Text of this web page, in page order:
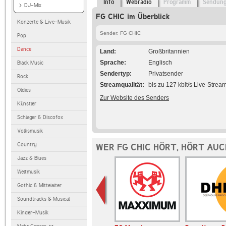
DJ-Mix
Konzerte & Live-Musik
Pop
Dance
Black Music
Rock
Oldies
Künstler
Schlager & Discofox
Volksmusik
Country
Jazz & Blues
Weltmusik
Gothic & Mittelalter
Soundtracks & Musical
Kinder-Musik
Info Webradio Programm
FG CHIC im Überblick
Sender: FG CHIC
Land
Großbritannien
Sprache
Englisch
Sendertyp
Privatsender
Streamqualität
bis zu 127 kbit/s Live-
Zur Website des Senders
WER FG CHIC HÖRT, HÖRT